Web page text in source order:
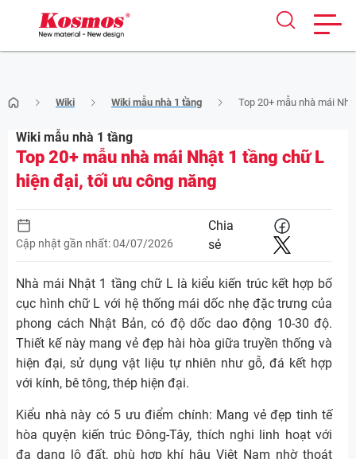
to
content
Wiki Wiki mẫu nhà 1 tầng Top 20+ mẫu nhà mái
Wiki mẫu nhà 1 tầng
Top 20+ mẫu nhà mái Nhật 1 tầng chữ L
hiện đại, tối ưu công năng
Cập nhật gần nhất: 04/07/2026
Chia
sẻ
Nhà mái Nhật 1 tầng chữ L là kiểu kiến trúc kết hợp bố
cục hình chữ L với hệ thống mái dốc nhẹ đặc trưng của
phong cách Nhật Bản, có độ dốc dao động 10-30 độ.
Thiết kế này mang vẻ đẹp hài hòa giữa truyền thống và
hiện đại, sử dụng vật liệu tự nhiên như gỗ, đá kết hợp
với kính, bê tông, thép hiện đại.
Kiểu nhà này có 5 ưu điểm chính: Mang vẻ đẹp tinh tế
hòa quyện kiến trúc Đông-Tây, thích nghi linh hoạt với
đa dạng lô đất, phù hợp khí hậu Việt Nam nhờ thoát